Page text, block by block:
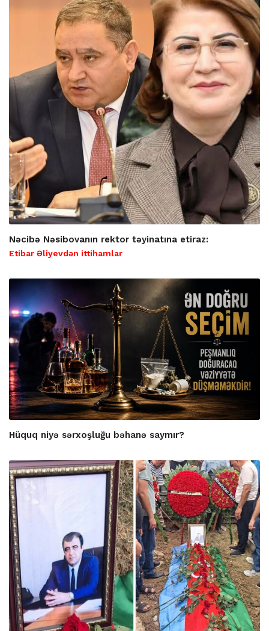
Nəcibə Nəsibovanın rektor təyinatına etiraz:
Etibar Əliyevdən ittihamlar
Hüquq niyə sərxoşluğu bəhanə saymır?